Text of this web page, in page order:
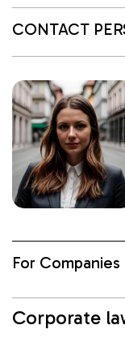
CONTACT
For
Corporate